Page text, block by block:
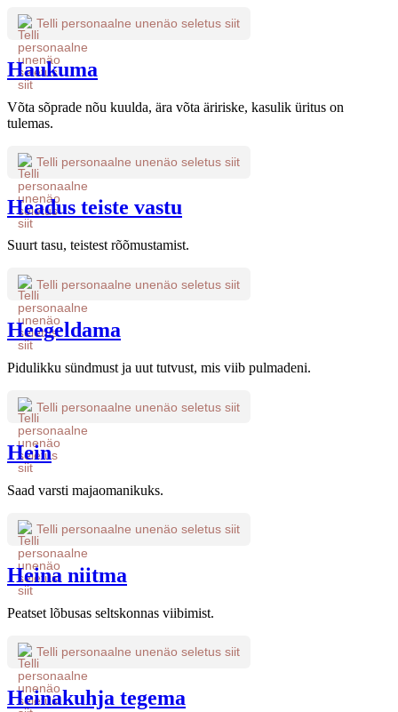
Telli personaalne unenäo seletus siit
Haukuma
Võta sõprade nõu kuulda, ära võta äririske, kasulik üritus on
tulemas.
Telli personaalne unenäo seletus siit
Headus teiste vastu
Suurt tasu, teistest rõõmustamist.
Telli personaalne unenäo seletus siit
Heegeldama
Pidulikku sündmust ja uut tutvust, mis viib pulmadeni.
Telli personaalne unenäo seletus siit
Hein
Saad varsti majaomanikuks.
Telli personaalne unenäo seletus siit
Heina niitma
Peatset lõbusas seltskonnas viibimist.
Telli personaalne unenäo seletus siit
Heinakuhja tegema